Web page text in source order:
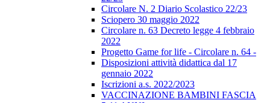
Circolare N. 2 Diario Scolastico 22/23
Sciopero 30 maggio 2022
Circolare n. 63 Decreto legge 4 febbraio
2022
Progetto Game for life - Circolare n. 64 -
Disposizioni attività didattica dal 17
gennaio 2022
Iscrizioni a.s. 2022/2023
VACCINAZIONE BAMBINI FASCIA